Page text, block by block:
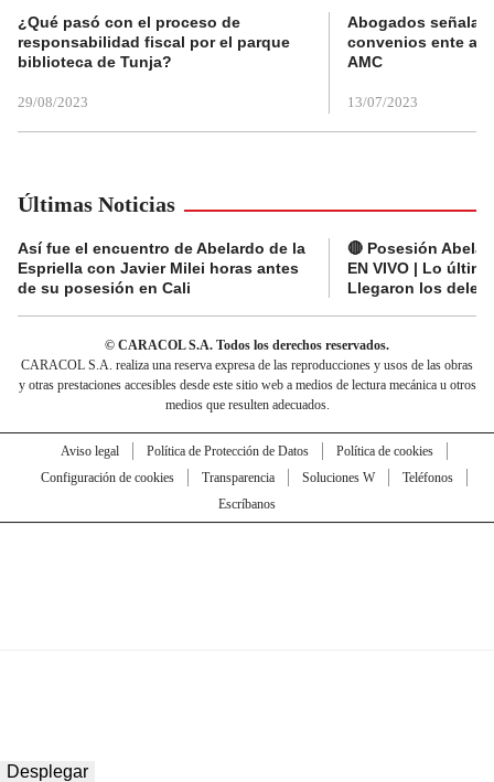
¿Qué pasó con el proceso de
responsabilidad fiscal por el parque
biblioteca de Tunja?
29/08/2023
Abogados
convenios ente
AMC
13/07/2023
Últimas Noticias
Así fue el encuentro de Abelardo de la
Espriella con Javier Milei horas antes
de su posesión en Cali
🔴 Posesión
EN VIVO | Lo
Llegaron los
© CARACOL S.A. Todos los derechos reservados.
CARACOL S.A. realiza una reserva expresa de las reproducciones y usos de las obras
y otras prestaciones accesibles desde este sitio web a medios de lectura mecánica u otros
medios que resulten adecuados.
Aviso legal Política de Protección de Datos
Política de cookies
Configuración de cookies
Transparencia Soluciones W
Teléfonos
Escríbanos
Desplegar